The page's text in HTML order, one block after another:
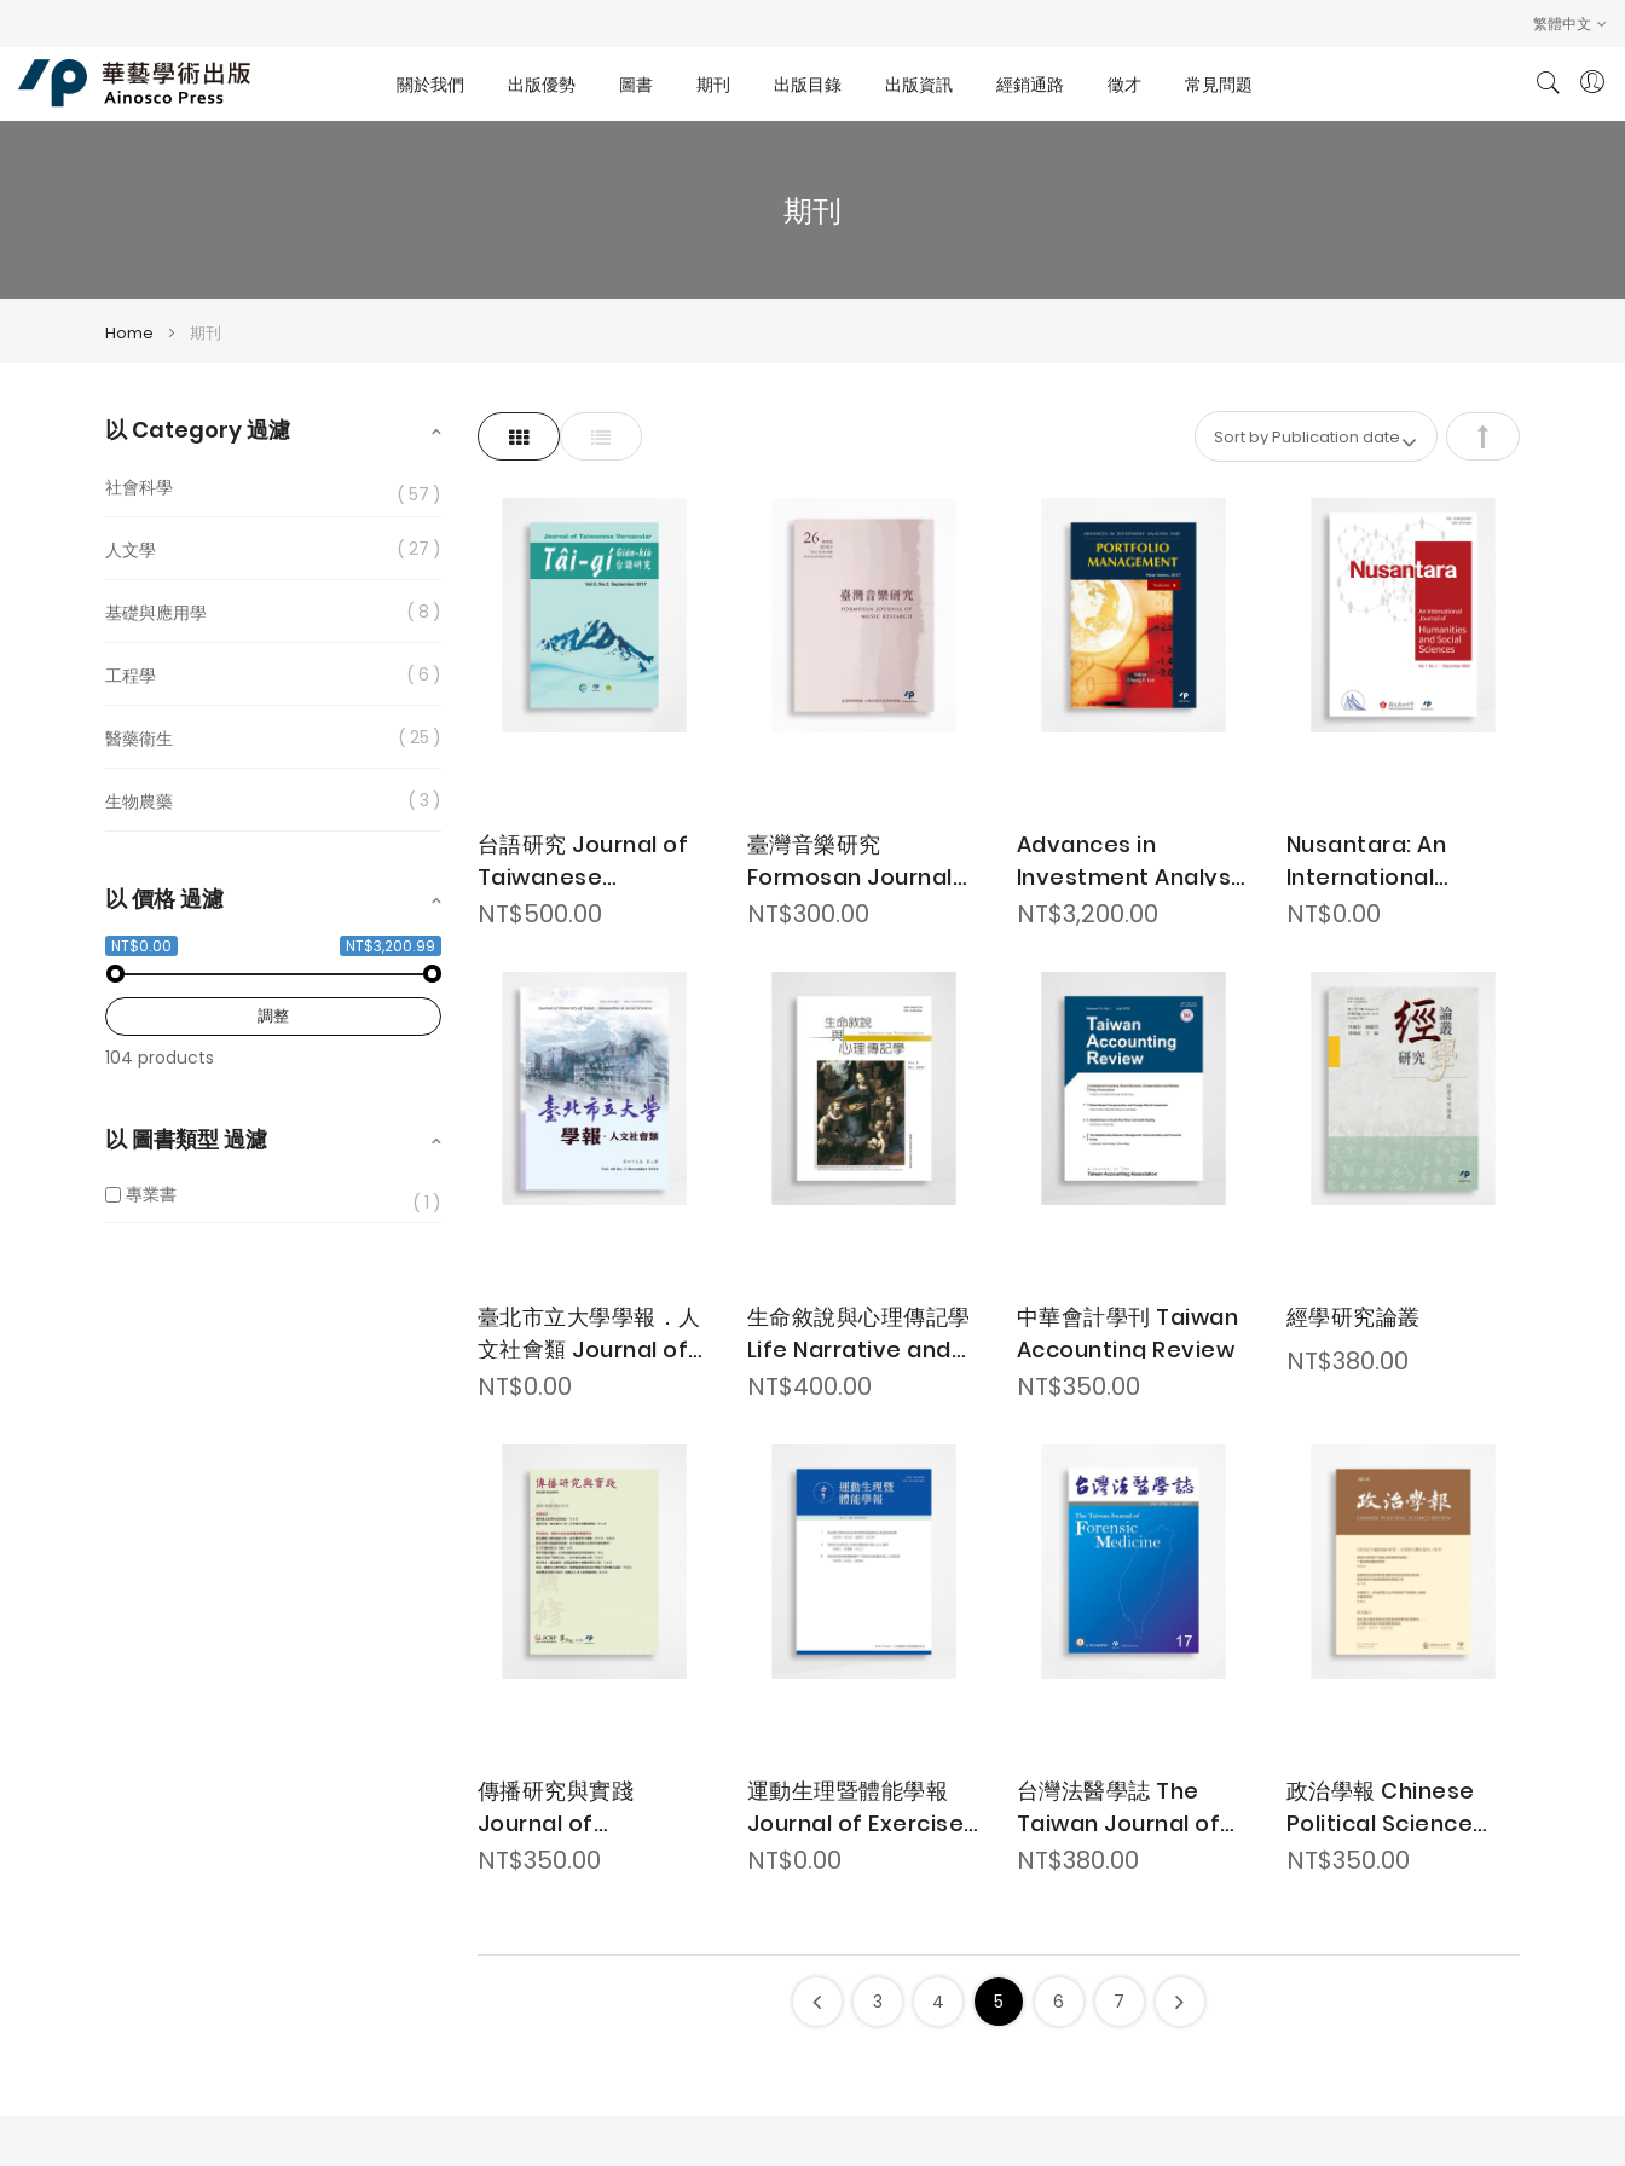
繁體中文
關於我們 出版優勢 圖書 期刊 出版目錄 出版資訊 經銷通路 徵才 常見問題
期刊
Home 期刊
View
Grid List
Set
台語研究 Journal of
Taiwanese
Vernacular
NT$500.00
臺灣音樂研究
Formosan Journal
of Music Research
NT$300.00
Advances in
Investment Analysis
and Portfolio
NT$3,200.00
Nusantara: An
International
Journal of
NT$0.00
臺北市立大學學報．人
文社會類 Journal of
University of Taipei
NT$0.00
生命敘說與心理傳記學
Life Narrative and
Psychobiography
NT$400.00
中華會計學刊 Taiwan
Accounting Review
NT$350.00
經學研究論叢
NT$380.00
傳播研究與實踐
Journal of
Communication
NT$350.00
運動生理暨體能學報
Journal of Exercise
Physiology and
NT$0.00
台灣法醫學誌 The
Taiwan Journal of
Forensic Medicine
NT$380.00
政治學報 Chinese
Political Science
Review
NT$350.00
3 4 5 6 7
以 Category 過濾
社會科學 57
人文學 27
基礎與應用學 8
工程學 6
醫藥衛生 25
生物農藥 3
以 價格 過濾
NT$0.00 NT$3,200.99
調整
104 products
以 圖書類型 過濾
專業書 1